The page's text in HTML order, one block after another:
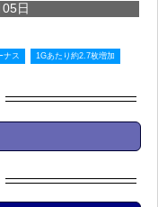
日
ナス 1Gあたり約2.7枚増加